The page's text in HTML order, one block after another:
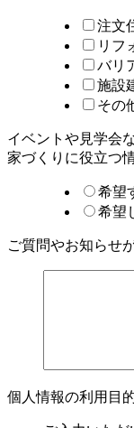
注文
リフ
バリ
施設
その
イベントや見学会
家づくりに役立つ
希望
希望
ご質問やお知らせ
個人情報の利用目